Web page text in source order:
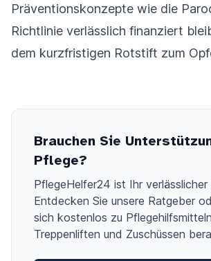
Präventionskonzepte wie die
Richtlinie verlässlich finanziert
dem kurzfristigen Rotstift zum
Brauchen Sie
Pflege?
PflegeHelfer24 ist Ihr verlässlicher
Entdecken Sie unsere Ratgeber
sich kostenlos zu
Treppenliften und Zuschüssen